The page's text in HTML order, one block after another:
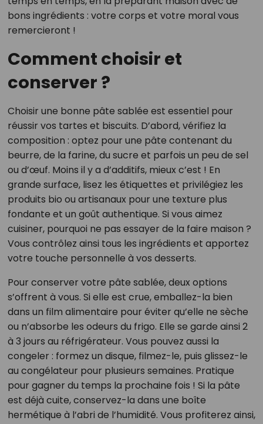
bons ingrédients : votre corps et votre moral vous
remercieront !
Comment choisir et
conserver ?
Choisir une bonne pâte sablée est essentiel pour
réussir vos tartes et biscuits. D’abord, vérifiez la
composition : optez pour une pâte contenant du
beurre, de la farine, du sucre et parfois un peu de sel
ou d’œuf. Moins il y a d’additifs, mieux c’est ! En
grande surface, lisez les étiquettes et privilégiez les
produits bio ou artisanaux pour une texture plus
fondante et un goût authentique. Si vous aimez
cuisiner, pourquoi ne pas essayer de la faire maison ?
Vous contrôlez ainsi tous les ingrédients et apportez
votre touche personnelle à vos desserts.
Pour conserver votre pâte sablée, deux options
s’offrent à vous. Si elle est crue, emballez-la bien
dans un film alimentaire pour éviter qu’elle ne sèche
ou n’absorbe les odeurs du frigo. Elle se garde ainsi 2
à 3 jours au réfrigérateur. Vous pouvez aussi la
congeler : formez un disque, filmez-le, puis glissez-le
au congélateur pour plusieurs semaines. Pratique
pour gagner du temps la prochaine fois ! Si la pâte
est déjà cuite, conservez-la dans une boîte
hermétique à l’abri de l’humidité. Vous profiterez ainsi,